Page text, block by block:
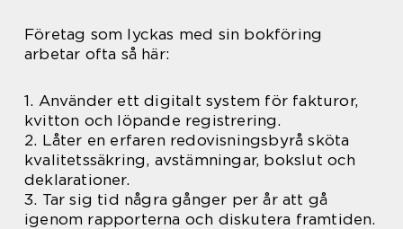
Företag som lyckas med sin bokföring
arbetar ofta så här:
1. Använder ett digitalt system för fakturor,
kvitton och löpande registrering.
2. Låter en erfaren redovisningsbyrå sköta
kvalitetssäkring, avstämningar, bokslut och
deklarationer.
3. Tar sig tid några gånger per år att gå
igenom rapporterna och diskutera framtiden.